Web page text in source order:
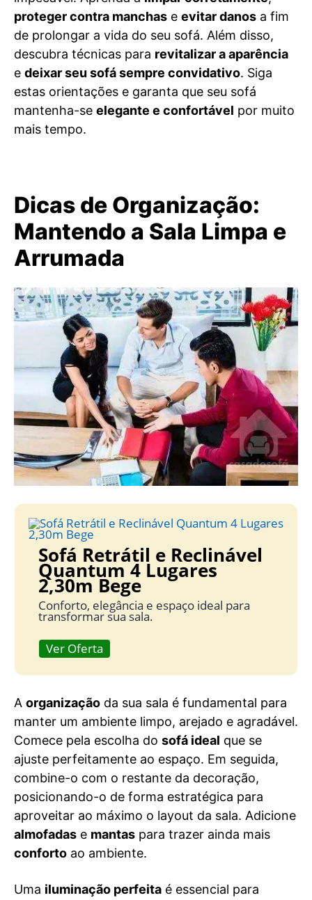
proteger contra manchas e evitar danos a fim
de prolongar a vida do seu sofá. Além disso,
descubra técnicas para revitalizar a aparência
e deixar seu sofá sempre convidativo. Siga
estas orientações e garanta que seu sofá
mantenha-se elegante e confortável por muito
mais tempo.
Dicas de Organização:
Mantendo a Sala Limpa e
Arrumada
Sofá Retrátil e Reclinável
Quantum 4 Lugares
2,30m Bege
Conforto, elegância e espaço ideal para
transformar sua sala.
Ver Oferta
A organização da sua sala é fundamental para
manter um ambiente limpo, arejado e agradável.
Comece pela escolha do sofá ideal que se
ajuste perfeitamente ao espaço. Em seguida,
combine-o com o restante da decoração,
posicionando-o de forma estratégica para
aproveitar ao máximo o layout da sala. Adicione
almofadas e mantas para trazer ainda mais
conforto ao ambiente.
Uma iluminação perfeita é essencial para